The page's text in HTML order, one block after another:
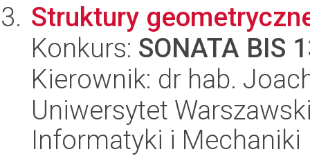
Struktury
Konkurs: SONATA BIS
Kierownik: dr hab.
Uniwersytet
Informatyki i Mechaniki